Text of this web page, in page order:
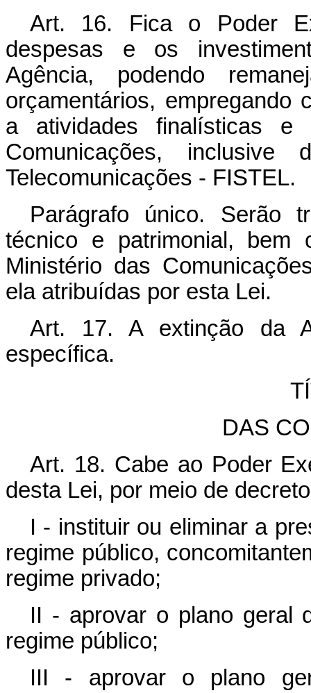
Art. 16. Fica o Poder
despesas e os
Agência, podendo
orçamentários, empregando
a atividades finalísticas e
Comunicações,
Telecomunicações - FISTEL.
Parágrafo único. Serão
técnico e patrimonial, bem
Ministério das
ela atribuídas por esta Lei.
Art. 17. A extinção da
específica.
DAS
Art. 18. Cabe ao Poder
desta Lei, por meio de
I - instituir ou eliminar a
regime público,
regime privado;
II - aprovar o plano geral
regime público;
III - aprovar o plano